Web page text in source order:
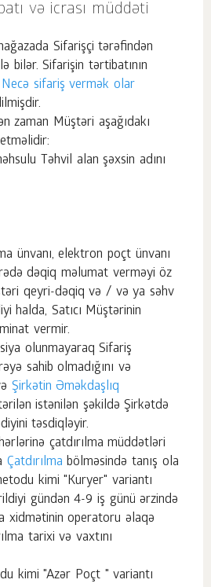
və icrası müddəti
Sifarişçi tərəfindən
bilər. Sifarişin tərtibatının
Necə sifariş vermək olar
zaman Müştəri aşağıdakı
Təhvil alan şəxsin adını
ünvanı, elektron poçt ünvanı
dəqiq məlumat verməyi öz
qeyri-dəqiq və / və ya səhv
halda, Satıcı Müştərinin
vermir.
olunmayaraq Sifariş
sahib olmadığını və
Şirkətin Əməkdaşlıq
istənilən şəkildə Şirkətdə
təsdiqləyir.
çatdırılma müddətləri
Çatdırılma bölməsində tanış ola
kimi "Kuryer" variantı
gündən 4-9 iş günü ərzində
xidmətinin operatoru əlaqə
tarixi və vaxtını
kimi "Azər Poçt " variantı